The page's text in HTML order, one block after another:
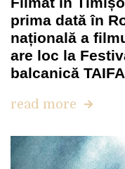
prima dată în
națională a
are loc la
balcanică
read more